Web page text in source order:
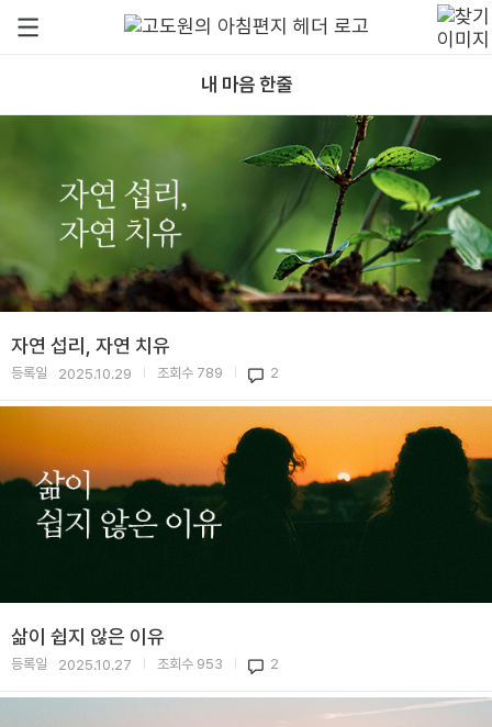
내 마음 한줄
자연 섭리, 자연 치유
등록일 2025.10.29 조회수 789 2
삶이 쉽지 않은 이유
등록일 2025.10.27 조회수 953 2